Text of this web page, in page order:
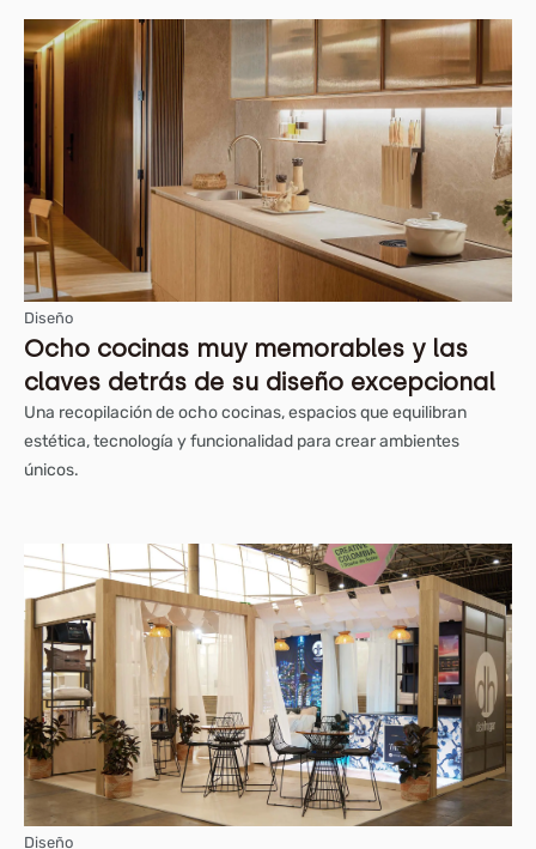
Diseño
Ocho cocinas muy memorables y las
claves detrás de su diseño excepcional
Una recopilación de ocho cocinas, espacios que equilibran
estética, tecnología y funcionalidad para crear ambientes
únicos.
Diseño